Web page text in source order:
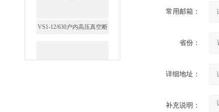
常用邮箱：
省份：
详细地址：
补充说明：